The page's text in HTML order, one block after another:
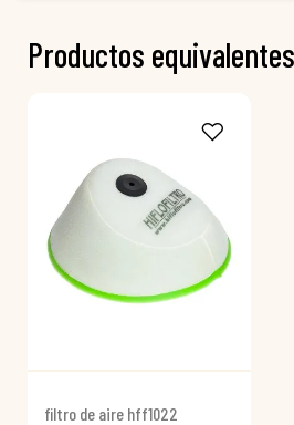
Productos equivalentes
filtro de aire hff1022